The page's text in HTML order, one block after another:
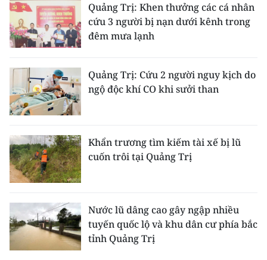
Đồng bằng sông Cửu Long
Chuyên trang Hà Nội
Chuyên trang TP. Hồ Chí Minh
CHUYÊN ĐỀ
VỀ BÁO NHÂN DÂN
NHÂN DÂN CUỐI TUẦN
NHÂN DÂN HẰNG THÁNG
Quảng Trị: Khen thưởng các cá nhân
cứu 3 người bị nạn dưới kênh trong
đêm mưa lạnh
Quảng Trị: Cứu 2 người nguy kịch do
ngộ độc khí CO khi sưởi than
Khẩn trương tìm kiếm tài xế bị lũ
cuốn trôi tại Quảng Trị
Nước lũ dâng cao gây ngập nhiều
tuyến quốc lộ và khu dân cư phía bắc
tỉnh Quảng Trị